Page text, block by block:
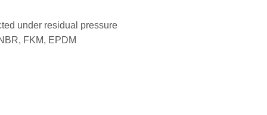
under residual pressure
FKM, EPDM